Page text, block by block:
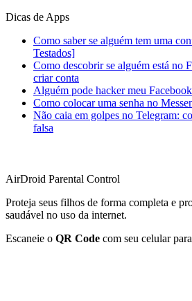
Dicas de Apps
Como saber se alguém tem uma
Testados]
Como descobrir se alguém está no
criar conta
Alguém pode hacker meu
Como colocar uma senha no
Não caia em golpes no Telegram:
falsa
AirDroid Parental Control
Proteja seus filhos de forma completa e
saudável no uso da internet.
Escaneie o QR Code com seu celular